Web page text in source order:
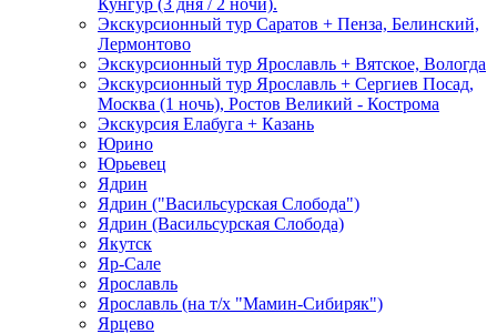
Кунгур (3 дня / 2 ночи).
Экскурсионный тур Саратов + Пенза, Белинский,
Лермонтово
Экскурсионный тур Ярославль + Вятское, Вологда
Экскурсионный тур Ярославль + Сергиев Посад,
Москва (1 ночь), Ростов Великий - Кострома
Экскурсия Елабуга + Казань
Юрино
Юрьевец
Ядрин
Ядрин ("Васильсурская Слобода")
Ядрин (Васильсурская Слобода)
Якутск
Яр-Сале
Ярославль
Ярославль (на т/х "Мамин-Сибиряк")
Ярцево